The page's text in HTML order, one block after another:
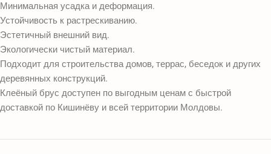
Минимальная усадка и деформация.
Устойчивость к растрескиванию.
Эстетичный внешний вид.
Экологически чистый материал.
Подходит для строительства домов, террас, беседок и других
деревянных конструкций.
Клеёный брус доступен по выгодным ценам с быстрой
доставкой по Кишинёву и всей территории Молдовы.